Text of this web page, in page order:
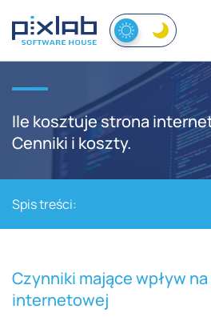
Ile kosztuje strona
Cenniki i koszty.
Spis treści:
Czynniki mające wpływ
internetowej